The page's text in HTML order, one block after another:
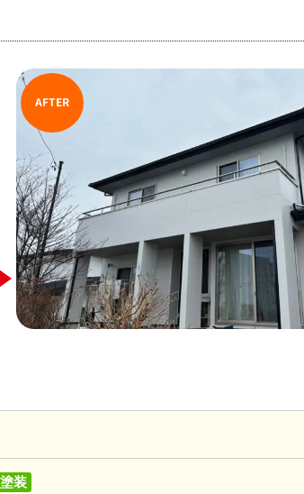
AFTER
装